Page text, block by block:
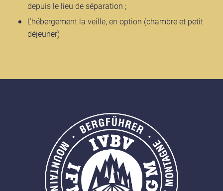
depuis le lieu de séparation ;
L’hébergement la veille, en option (chambre et petit
déjeuner)